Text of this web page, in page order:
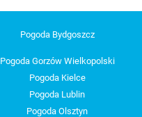
Pogoda Bydgoszcz
Pogoda Gorzów Wielkopolski
Pogoda Kielce
Pogoda Lublin
Pogoda Olsztyn